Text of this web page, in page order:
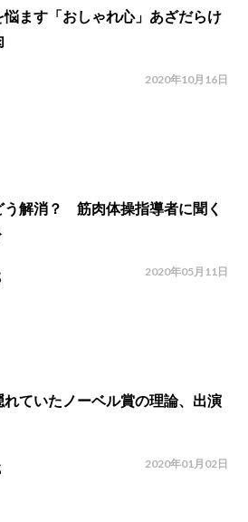
悩ます「おしゃれ心」あざだらけ
2020年10月16日
う解消？ 筋肉体操指導者に聞く
2020年05月11日
れていたノーベル賞の理論、出演
2020年01月02日